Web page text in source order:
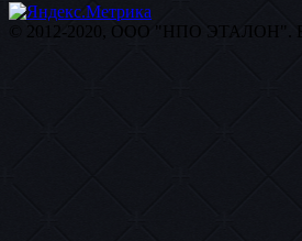
© 2012-2020, ООО "НПО ЭТАЛОН".